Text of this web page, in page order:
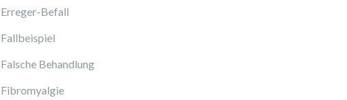
Erreger-Befall
Fallbeispiel
Falsche Behandlung
Fibromyalgie